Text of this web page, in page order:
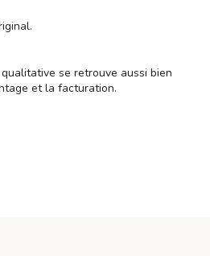
se retrouve aussi bien
et la facturation.